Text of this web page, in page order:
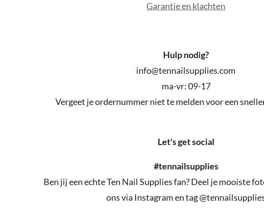
Garantie en klachten
Hulp nodig?
info@tennailsupplies.com
ma-vr: 09-17
Vergeet je ordernummer niet te melden voor een
Let's get social
#tennailsupplies
Ben jij een echte Ten Nail Supplies fan? Deel je mooiste
ons via Instagram en tag